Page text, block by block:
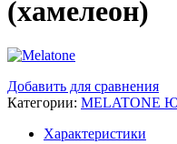
(хамелеон)
Добавить для сравнения
Категории: MELATONE
Характеристики